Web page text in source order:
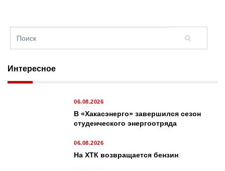
Интересное
06.08.2026
В «Хакасэнерго» завершился сезон
студенческого энергоотряда
06.08.2026
На ХТК возвращается бензин